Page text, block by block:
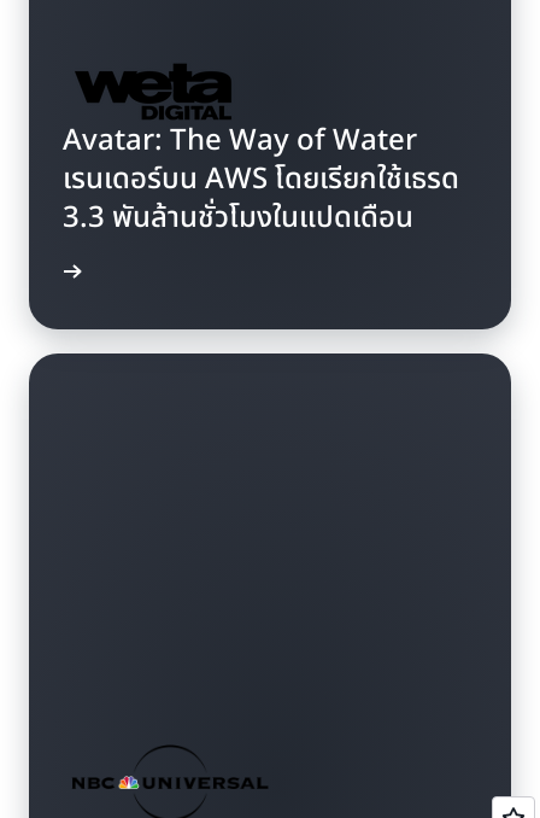
Avatar: The Way of Water
เรนเดอร์บน AWS โดยเรียกใช้เธรด
3.3 พันล้านชั่วโมงในแปดเดือน